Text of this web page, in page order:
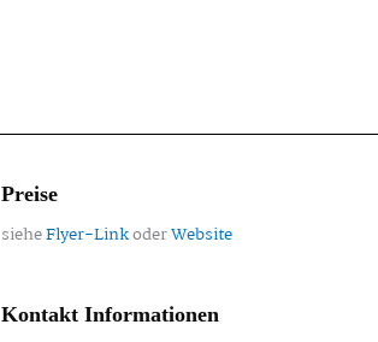
Preise
sieheFlyer-LinkoderWebsite
Kontakt Informationen